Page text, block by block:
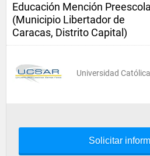
Educación Mención
(Municipio Libertador de
Caracas, Distrito Capital)
Universidad
Solicitar